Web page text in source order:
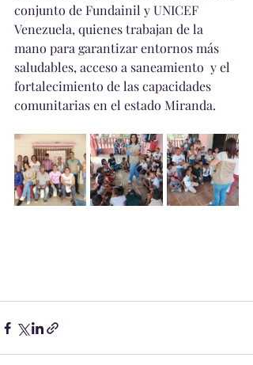
conjunto de Fundainil y UNICEF
Venezuela, quienes trabajan de la
mano para garantizar entornos más
saludables, acceso a saneamiento  y el
fortalecimiento de las capacidades
comunitarias en el estado Miranda.